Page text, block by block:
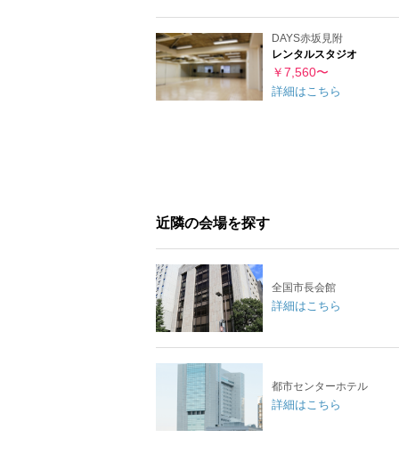
DAYS赤坂見附
レンタルスタジオ
￥7,560〜
詳細はこちら
近隣の会場を探す
全国市長会館
詳細はこちら
都市センターホテル
詳細はこちら